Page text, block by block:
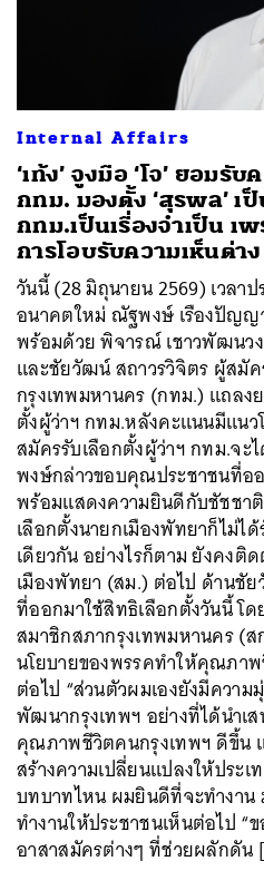
Internal Affairs
‘เท้ง’ จูงมือ ‘โจ’ ยอม
กทม. มองตั้ง ‘สุรพล’ เ
กทม.เป็นเรื่องจำเป็น เ
การโอบรับความเห็นต่าง
วันนี้ (28 มิถุนายน 2569) เวลา
อนาคตใหม่ ณัฐพงษ์ เรืองปัญ
พร้อมด้วย พิจารณ์ เชาวพัฒนว
และชัยวัฒน์ สถาวรวิจิตร ผู้สมัค
กรุงเทพมหานคร (กทม.) แถลง
ตั้งผู้ว่าฯ กทม.หลังคะแนนมีแน
สมัครรับเลือกตั้งผู้ว่าฯ กทม.จ
พงษ์กล่าวขอบคุณประชาชนที่อ
พร้อมแสดงความยินดีกับชัชชา
เลือกตั้งนายกเมืองพัทยาก็ไม่ไ
เดียวกัน อย่างไรก็ตาม ยังคงติ
เมืองพัทยา (สม.) ต่อไป ด้านชั
ที่ออกมาใช้สิทธิเลือกตั้งวันนี้ โ
สมาชิกสภากรุงเทพมหานคร (ส
นโยบายของพรรคทำให้คุณภา
ต่อไป “ส่วนตัวผมเองยังมีควา
พัฒนากรุงเทพฯ อย่างที่ได้นำเ
คุณภาพชีวิตคนกรุงเทพฯ ดีขึ้น
สร้างความเปลี่ยนแปลงให้ประ
บทบาทไหน ผมยินดีที่จะทำงาน
ทำงานให้ประชาชนเห็นต่อไป
อาสาสมัครต่างๆ ที่ช่วยผลักดัน